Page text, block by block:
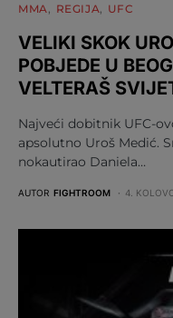
MMA REGIJA UFC
VELIKI SKOK
POBJEDE U
VELTERAŠ
Najveći dobitnik UFC-
apsolutno Uroš Medić.
nokautirao Daniela…
AUTOR FIGHTROOM 4.